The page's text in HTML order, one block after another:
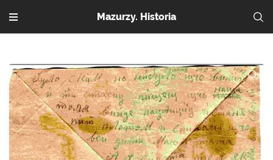
Mazurzy. Historia